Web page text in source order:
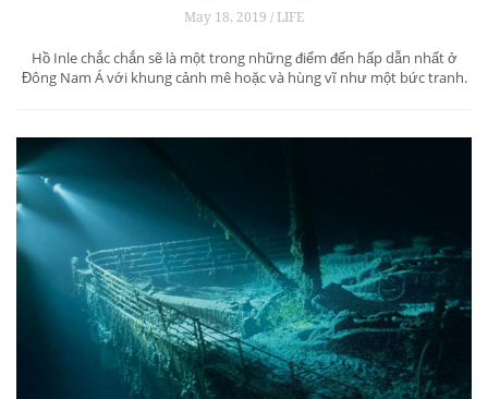
May 18, 2019 / LIFE
Hồ Inle chắc chắn sẽ là một trong những điểm đến hấp dẫn nhất ở
Đông Nam Á với khung cảnh mê hoặc và hùng vĩ như một bức tranh.